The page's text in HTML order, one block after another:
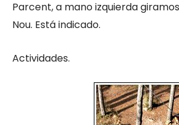
Parcent, a mano izquierda
Nou. Está indicado.
Actividades.